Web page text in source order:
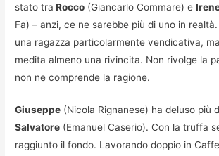
stato tra Rocco (Giancarlo Commare) e
Fa) – anzi, ce ne sarebbe più di uno in
una ragazza particolarmente vendicativa,
medita almeno una rivincita. Non rivolge la
non ne comprende la ragione.
Giuseppe (Nicola Rignanese) ha deluso più
Salvatore (Emanuel Caserio). Con la truffa
raggiunto il fondo. Lavorando doppio in